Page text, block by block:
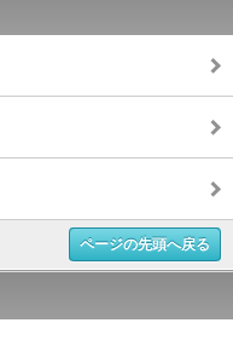
ページの先頭へ戻る